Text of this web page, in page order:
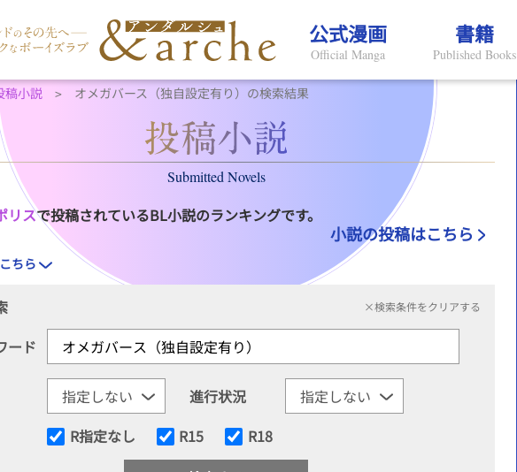
公式漫画
Official Manga
書籍
Published Books
稿小説 オメガバース（独自設定有り）の検索結果
Submitted Novels
リスで投稿されているBL小説のランキングです。
小説の投稿はこちら
ちら
×検索条件をクリアする
ード
進行状況
R指定なし R15 R18